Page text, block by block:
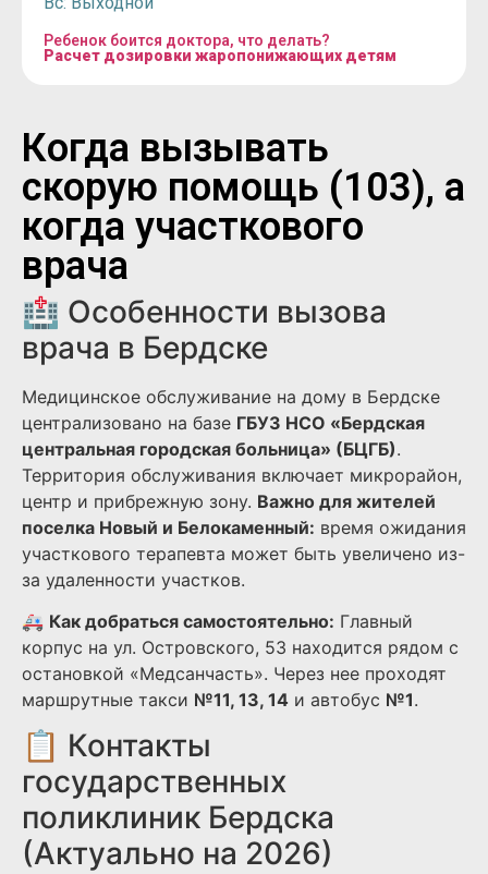
Ребенок боится доктора, что делать?
Расчет дозировки жаропонижающих детям
Когда вызывать
скорую помощь (103), а
когда участкового
врача
🏥 Особенности вызова
врача в Бердске
Медицинское обслуживание на дому в Бердске
централизовано на базе ГБУЗ НСО «Бердская
центральная городская больница» (БЦГБ).
Территория обслуживания включает микрорайон,
центр и прибрежную зону. Важно для жителей
поселка Новый и Белокаменный: время ожидания
участкового терапевта может быть увеличено из-
за удаленности участков.
🚑 Как добраться самостоятельно: Главный
корпус на ул. Островского, 53 находится рядом с
остановкой «Медсанчасть». Через нее проходят
маршрутные такси №11, 13, 14 и автобус №1.
📋 Контакты
государственных
поликлиник Бердска
(Актуально на 2026)